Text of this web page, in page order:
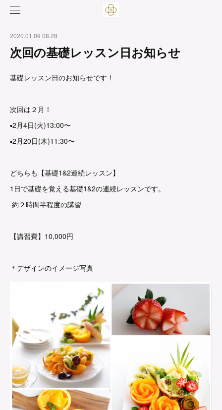
2020.01.09 08:28
次回の基礎レッスン日お知らせ
基礎レッスン日のお知らせです！
次回は２月！
▪︎2月4日(火)13:00〜
▪︎2月20日(木)11:30〜
どちらも【基礎1&2連続レッスン】
1日で基礎を覚える基礎1&2の連続レッスンです。
約２時間半程度の講習
【講習費】10,000円
＊デザインのイメージ写真